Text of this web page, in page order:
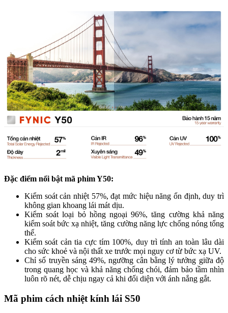
Đặc điểm nổi bật mã phim Y50:
Kiểm soát cản nhiệt 57%, đạt mức hiệu năng ổn định, duy trì
không gian khoang lái mát dịu.
Kiểm soát loại bỏ hồng ngoại 96%, tăng cường khả năng
kiểm soát bức xạ nhiệt, tăng cường năng lực chống nóng tổng
thể.
Kiểm soát cản tia cực tím 100%, duy trì tính an toàn lâu dài
cho sức khoẻ và nội thất xe trước mọi nguy cơ từ bức xạ UV.
Chỉ số truyền sáng 49%, ngưỡng cân bằng lý tưởng giữa độ
trong quang học và khả năng chống chói, đảm bảo tầm nhìn
luôn rõ nét, dễ chịu ngay cả khi đối diện với ánh nắng gắt.
Mã phim cách nhiệt kính lái S50